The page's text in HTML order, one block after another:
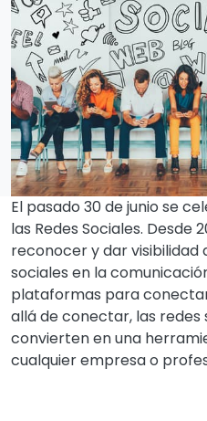
El pasado 30 de junio se
las Redes Sociales. Desde
reconocer y dar visibilidad
sociales en la
plataformas para
allá de conectar, las redes
convierten en una
cualquier empresa o